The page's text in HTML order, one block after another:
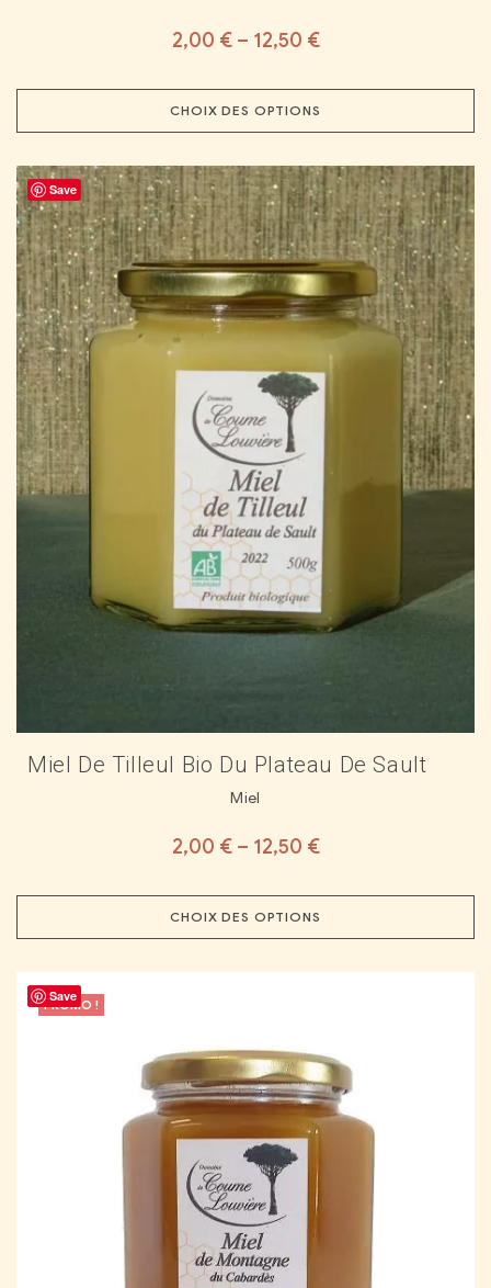
2,00 €– 12,50 €
CHOIX DES OPTIONS
Save
Miel De Tilleul Bio Du Plateau De Sault
Miel
2,00 €– 12,50 €
CHOIX DES OPTIONS
Save
PROMO !